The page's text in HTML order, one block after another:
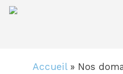
Skip
Accueil» Nos